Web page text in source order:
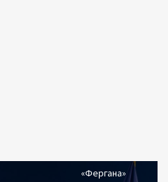
«Фергана»